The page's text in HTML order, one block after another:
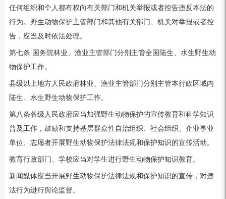
任何组织和个人都有权向有关部门和机关举报或者控告违反本法的
行为。野生动物保护主管部门和其他有关部门、机关对举报或者控
告，应当及时依法处理。
第七条 国务院林业、渔业主管部门分别主管全国陆生、水生野生动
物保护工作。
县级以上地方人民政府林业、渔业主管部门分别主管本行政区域内
陆生、水生野生动物保护工作。
第八条各级人民政府应当加强野生动物保护的宣传教育和科学知识
普及工作，鼓励和支持基层群众性自治组织、社会组织、企业事业
单位、志愿者开展野生动物保护法律法规和保护知识的宣传活动。
教育行政部门、学校应当对学生进行野生动物保护知识教育。
新闻媒体应当开展野生动物保护法律法规和保护知识的宣传，对违
法行为进行舆论监督。